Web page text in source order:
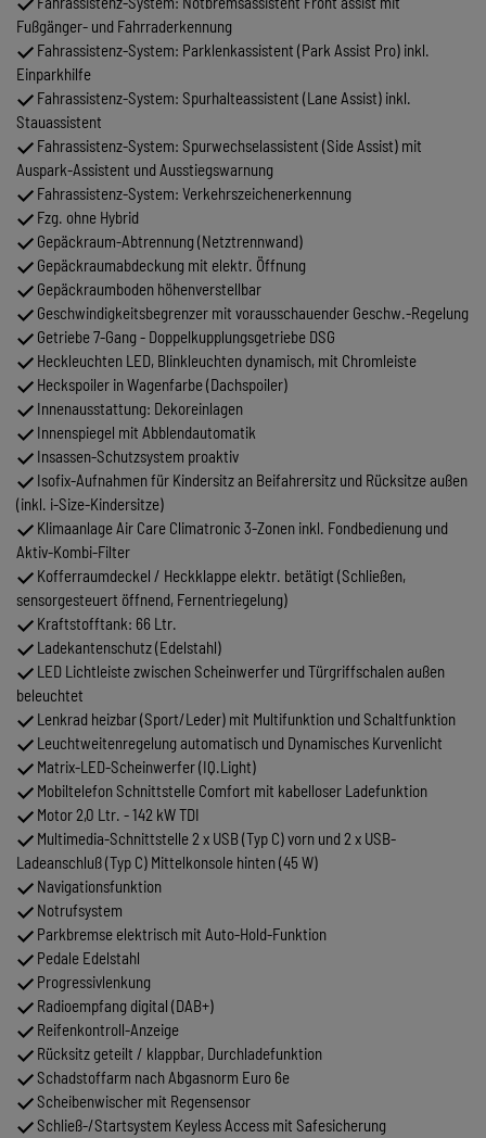
Fußgänger- und Fahrraderkennung
Fahrassistenz-System: Parklenkassistent (Park Assist Pro) inkl.
Einparkhilfe
Fahrassistenz-System: Spurhalteassistent (Lane Assist) inkl.
Stauassistent
Fahrassistenz-System: Spurwechselassistent (Side Assist) mit
Auspark-Assistent und Ausstiegswarnung
Fahrassistenz-System: Verkehrszeichenerkennung
Fzg. ohne Hybrid
Gepäckraum-Abtrennung (Netztrennwand)
Gepäckraumabdeckung mit elektr. Öffnung
Gepäckraumboden höhenverstellbar
Geschwindigkeitsbegrenzer mit vorausschauender Geschw.-Regelung
Getriebe 7-Gang - Doppelkupplungsgetriebe DSG
Heckleuchten LED, Blinkleuchten dynamisch, mit Chromleiste
Heckspoiler in Wagenfarbe (Dachspoiler)
Innenausstattung: Dekoreinlagen
Innenspiegel mit Abblendautomatik
Insassen-Schutzsystem proaktiv
Isofix-Aufnahmen für Kindersitz an Beifahrersitz und Rücksitze außen
(inkl. i-Size-Kindersitze)
Klimaanlage Air Care Climatronic 3-Zonen inkl. Fondbedienung und
Aktiv-Kombi-Filter
Kofferraumdeckel / Heckklappe elektr. betätigt (Schließen,
sensorgesteuert öffnend, Fernentriegelung)
Kraftstofftank: 66 Ltr.
Ladekantenschutz (Edelstahl)
LED Lichtleiste zwischen Scheinwerfer und Türgriffschalen außen
beleuchtet
Lenkrad heizbar (Sport/Leder) mit Multifunktion und Schaltfunktion
Leuchtweitenregelung automatisch und Dynamisches Kurvenlicht
Matrix-LED-Scheinwerfer (IQ.Light)
Mobiltelefon Schnittstelle Comfort mit kabelloser Ladefunktion
Motor 2,0 Ltr. - 142 kW TDI
Multimedia-Schnittstelle 2 x USB (Typ C) vorn und 2 x USB-
Ladeanschluß (Typ C) Mittelkonsole hinten (45 W)
Navigationsfunktion
Notrufsystem
Parkbremse elektrisch mit Auto-Hold-Funktion
Pedale Edelstahl
Progressivlenkung
Radioempfang digital (DAB+)
Reifenkontroll-Anzeige
Rücksitz geteilt / klappbar, Durchladefunktion
Schadstoffarm nach Abgasnorm Euro 6e
Scheibenwischer mit Regensensor
Schließ-/Startsystem Keyless Access mit Safesicherung